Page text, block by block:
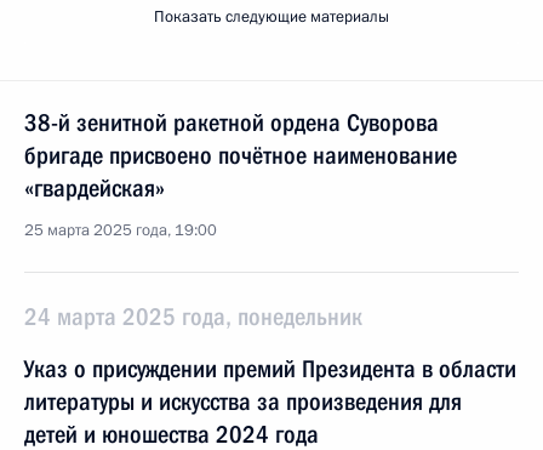
Показать следующие материалы
38-й зенитной ракетной ордена Суворова
бригаде присвоено почётное наименование
«гвардейская»
25 марта 2025 года, 19:00
24 марта 2025 года, понедельник
Указ о присуждении премий Президента в области
литературы и искусства за произведения для
детей и юношества 2024 года